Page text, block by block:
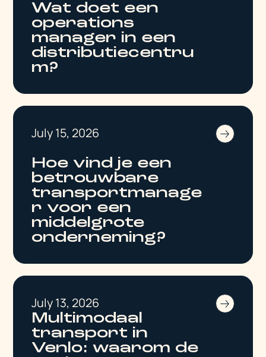
Wat doet een
operations
manager in een
distributiecentru
m?
July 15, 2026
Hoe vind je een
betrouwbare
transportmanage
r voor een
middelgrote
onderneming?
July 13, 2026
Multimodaal
transport in
Venlo: waarom de